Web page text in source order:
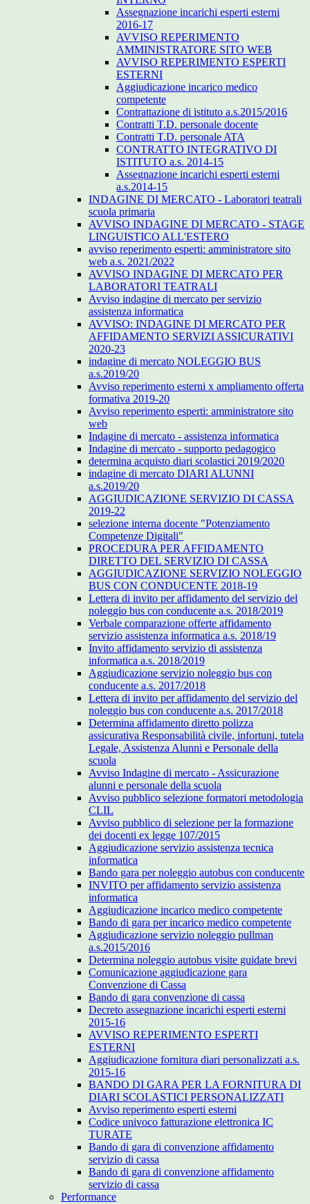
Assegnazione incarichi esperti esterni
2016-17
AVVISO REPERIMENTO
AMMINISTRATORE SITO WEB
AVVISO REPERIMENTO ESPERTI
ESTERNI
Aggiudicazione incarico medico
competente
Contrattazione di istituto a.s.2015/2016
Contratti T.D. personale docente
Contratti T.D. personale ATA
CONTRATTO INTEGRATIVO DI
ISTITUTO a.s. 2014-15
Assegnazione incarichi esperti esterni
a.s.2014-15
INDAGINE DI MERCATO - Laboratori teatrali
scuola primaria
AVVISO INDAGINE DI MERCATO - STAGE
LINGUISTICO ALL'ESTERO
avviso reperimento esperti: amministratore sito
web a.s. 2021/2022
AVVISO INDAGINE DI MERCATO PER
LABORATORI TEATRALI
Avviso indagine di mercato per servizio
assistenza informatica
AVVISO: INDAGINE DI MERCATO PER
AFFIDAMENTO SERVIZI ASSICURATIVI
2020-23
indagine di mercato NOLEGGIO BUS
a.s.2019/20
Avviso reperimento esterni x ampliamento offerta
formativa 2019-20
Avviso reperimento esperti: amministratore sito
web
Indagine di mercato - assistenza informatica
Indagine di mercato - supporto pedagogico
determina acquisto diari scolastici 2019/2020
indagine di mercato DIARI ALUNNI
a.s.2019/20
AGGIUDICAZIONE SERVIZIO DI CASSA
2019-22
selezione interna docente "Potenziamento
Competenze Digitali"
PROCEDURA PER AFFIDAMENTO
DIRETTO DEL SERVIZIO DI CASSA
AGGIUDICAZIONE SERVIZIO NOLEGGIO
BUS CON CONDUCENTE 2018-19
Lettera di invito per affidamento del servizio del
noleggio bus con conducente a.s. 2018/2019
Verbale comparazione offerte affidamento
servizio assistenza informatica a.s. 2018/19
Invito affidamento servizio di assistenza
informatica a.s. 2018/2019
Aggiudicazione servizio noleggio bus con
conducente a.s. 2017/2018
Lettera di invito per affidamento del servizio del
noleggio bus con conducente a.s. 2017/2018
Determina affidamento diretto polizza
assicurativa Responsabilità civile, infortuni, tutela
Legale, Assistenza Alunni e Personale della
scuola
Avviso Indagine di mercato - Assicurazione
alunni e personale della scuola
Avviso pubblico selezione formatori metodologia
CLIL
Avviso pubblico di selezione per la formazione
dei docenti ex legge 107/2015
Aggiudicazione servizio assistenza tecnica
informatica
Bando gara per noleggio autobus con conducente
INVITO per affidamento servizio assistenza
informatica
Aggiudicazione incarico medico competente
Bando di gara per incarico medico competente
Aggiudicazione servizio noleggio pullman
a.s.2015/2016
Determina noleggio autobus visite guidate brevi
Comunicazione aggiudicazione gara
Convenzione di Cassa
Bando di gara convenzione di cassa
Decreto assegnazione incarichi esperti esterni
2015-16
AVVISO REPERIMENTO ESPERTI
ESTERNI
Aggiudicazione fornitura diari personalizzati a.s.
2015-16
BANDO DI GARA PER LA FORNITURA DI
DIARI SCOLASTICI PERSONALIZZATI
Avviso reperimento esperti esterni
Codice univoco fatturazione elettronica IC
TURATE
Bando di gara di convenzione affidamento
servizio di cassa
Bando di gara di convenzione affidamento
servizio di cassa
Performance